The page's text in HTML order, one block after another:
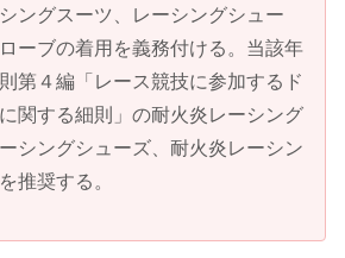
ングスーツ、レーシングシュー
ーブの着用を義務付ける。当該年
第４編「レース競技に参加するド
関する細則」の耐火炎レーシング
シングシューズ、耐火炎レーシン
推奨する。